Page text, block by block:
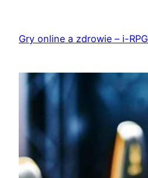
treściGry online a zdrowie – i-RPG